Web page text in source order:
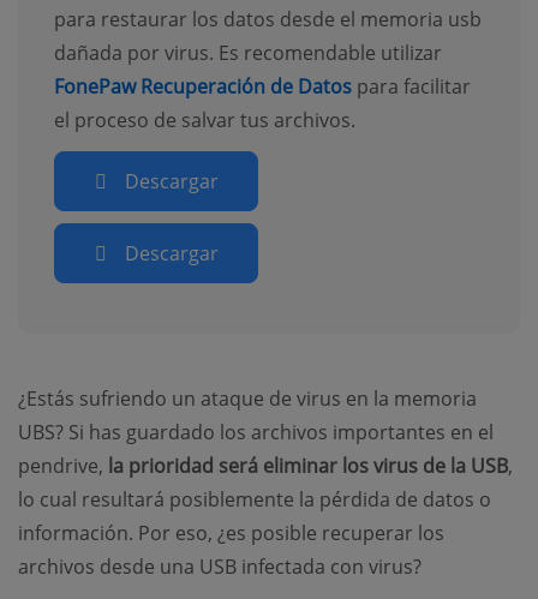
para restaurar los datos desde el memoria usb
dañada por virus. Es recomendable utilizar
FonePaw Recuperación de Datos para facilitar
el proceso de salvar tus archivos.
Descargar
Descargar
¿Estás sufriendo un ataque de virus en la memoria
UBS? Si has guardado los archivos importantes en el
pendrive, la prioridad será eliminar los virus de la USB,
lo cual resultará posiblemente la pérdida de datos o
información. Por eso, ¿es posible recuperar los
archivos desde una USB infectada con virus?